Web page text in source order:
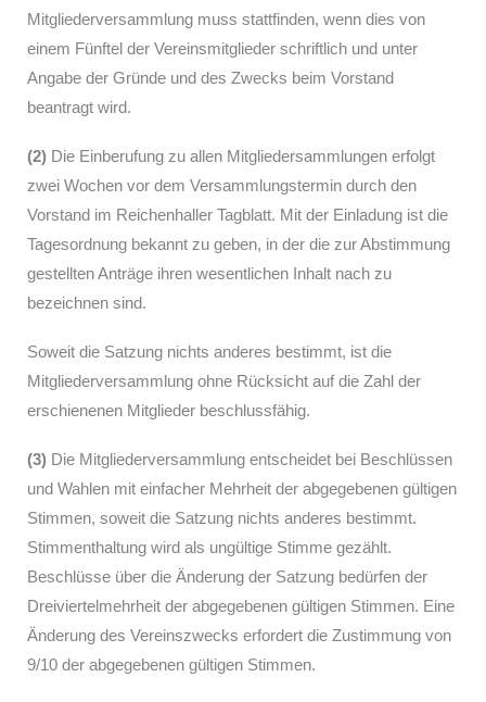
Mitgliederversammlung muss stattfinden, wenn dies von
einem Fünftel der Vereinsmitglieder schriftlich und unter
Angabe der Gründe und des Zwecks beim Vorstand
beantragt wird.
(2) Die Einberufung zu allen Mitgliedersammlungen erfolgt
zwei Wochen vor dem Versammlungstermin durch den
Vorstand im Reichenhaller Tagblatt. Mit der Einladung ist die
Tagesordnung bekannt zu geben, in der die zur Abstimmung
gestellten Anträge ihren wesentlichen Inhalt nach zu
bezeichnen sind.
Soweit die Satzung nichts anderes bestimmt, ist die
Mitgliederversammlung ohne Rücksicht auf die Zahl der
erschienenen Mitglieder beschlussfähig.
(3) Die Mitgliederversammlung entscheidet bei Beschlüssen
und Wahlen mit einfacher Mehrheit der abgegebenen gültigen
Stimmen, soweit die Satzung nichts anderes bestimmt.
Stimmenthaltung wird als ungültige Stimme gezählt.
Beschlüsse über die Änderung der Satzung bedürfen der
Dreiviertelmehrheit der abgegebenen gültigen Stimmen. Eine
Änderung des Vereinszwecks erfordert die Zustimmung von
9/10 der abgegebenen gültigen Stimmen.